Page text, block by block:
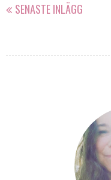
SENASTE INLÄGG